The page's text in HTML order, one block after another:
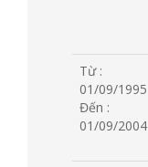
Từ :
01/09/1995
Đến :
01/09/2004